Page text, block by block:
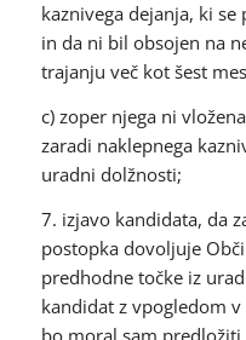
kaznivega dejanja, ki
in da ni bil obsojen na
trajanju več kot šest
c) zoper njega ni
zaradi naklepnega
uradni dolžnosti;
7. izjavo kandidata, da
postopka dovoljuje
predhodne točke iz
kandidat z vpogledom v
bo moral sam predložiti